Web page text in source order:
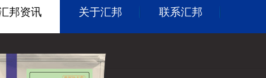
邦资讯 关于汇邦 联系汇邦